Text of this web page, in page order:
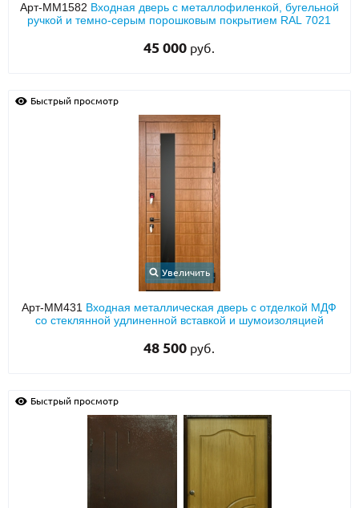
Москве и МО
+7 (495) 411-44-41
INFO@META-M.RU
ЗАПРОСИТЬ РАСЧЕТ
Распродажа
Записаться на замер
Арт-ММ1582 Входная дверь с металлофиленкой, бугельной
ручкой и темно-серым порошковым покрытием RAL 7021
45 000 руб.
Быстрый просмотр
Увеличить
Арт-ММ431 Входная металлическая дверь с отделкой МДФ
со стеклянной удлиненной вставкой и шумоизоляцией
48 500 руб.
Быстрый просмотр